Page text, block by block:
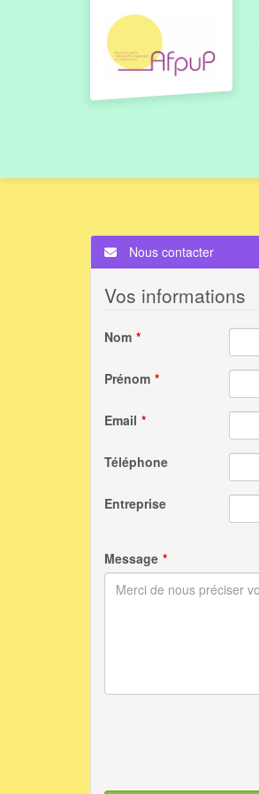
Aller au menu principal
Aller au contenu principal
Personnaliser l'interface
Nous contacter
Vos informations
Nom
Prénom
Email
Téléphone
Entreprise
Message